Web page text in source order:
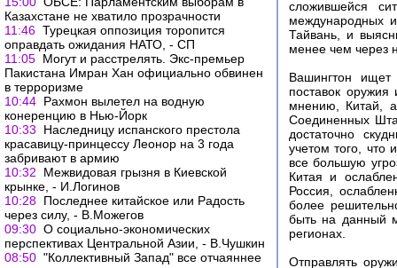
Казахстане не хватило прозрачности
11:46 Турецкая оппозиция торопится
оправдать ожидания НАТО, - СП
11:05 Могут и расстрелять. Экс-премьер
Пакистана Имран Хан официально обвинен
в терроризме
10:44 Рахмон вылетел на водную
конеренцию в Нью-Йорк
10:33
Наследницу испанского престола
красавицу-принцессу Леонор на 3 года
забривают в армию
10:32
Межвидовая грызня в Киевской
крынке, - И.Логинов
10:28 Последнее китайское или Радость
через силу, - В.Можегов
09:30 О социально-экономических
перспективах Центральной Азии, - В.Чушкин
08:50 "Коллективный Запад" все отчаяннее
сложившейся
международных
Тайвань, и
менее чем через
Вашингтон ищет
поставок
мнению, Китай,
Соединенных
достаточно
учетом того, что
все большую
Китая и
Россия,
более
быть на данный
регионах.
Отправлять